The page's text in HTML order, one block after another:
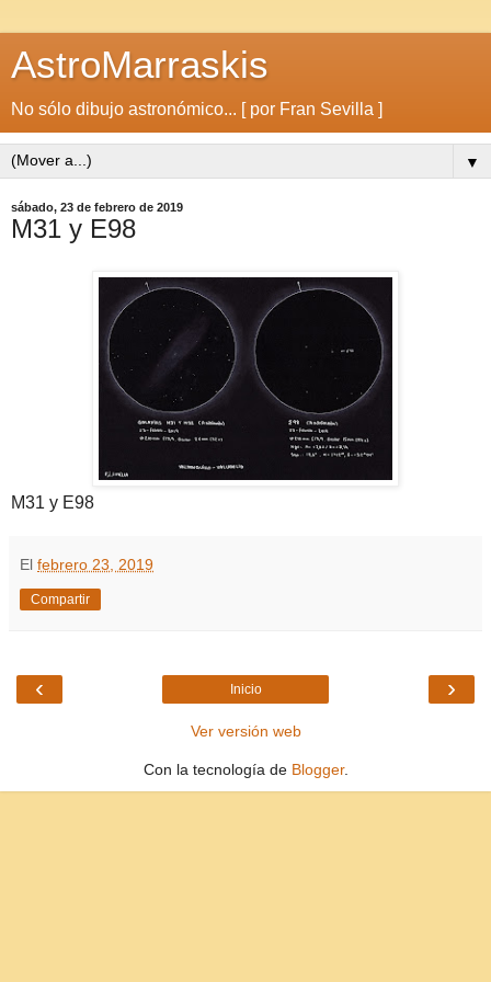
AstroMarraskis
No sólo dibujo astronómico... [ por Fran Sevilla ]
▼
sábado, 23 de febrero de 2019
M31 y E98
M31 y E98
El febrero 23, 2019
Compartir
‹ ›
Inicio
Ver versión web
Con la tecnología de Blogger.